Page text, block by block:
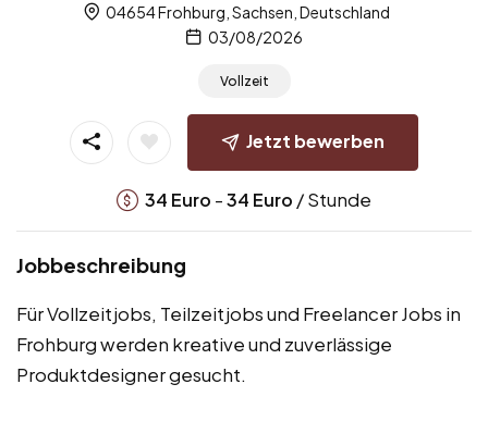
04654 Frohburg, Sachsen, Deutschland
03/08/2026
Vollzeit
Jetzt bewerben
34 Euro -34 Euro / Stunde
Jobbeschreibung
Für Vollzeitjobs, Teilzeitjobs und Freelancer Jobs in
Frohburg werden kreative und zuverlässige
Produktdesigner gesucht.